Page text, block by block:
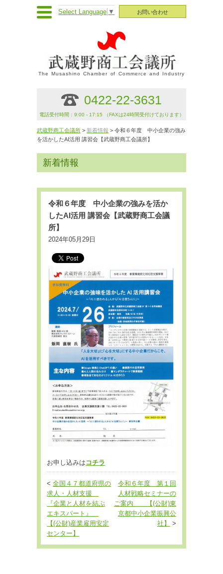
お問い合わせ
Select Language ▼
The Musashino Chamber of Commerce and Industry
0422-22-3631
電話受付時間：9:00 - 17:15 （FAXは24時間受付けております）
武蔵野商工会議所 > 新着情報 > 令和６年度 中小企業の強み
を活かしたAI活用 講習会【武蔵野商工会議所】
新着情報
令和６年度 中小企業の強みを活か
したAI活用 講習会【武蔵野商工会議
所】
2024年05月29日
お申し込みは コチラ
<全国４７都道府県の
求人・人材支援
『企業と人材を結ぶ
エキスパート』
【(公財)産業雇用安定
センター】
令和６年度 第１回
人材戦略セミナーの
ご案内 【(公財)東
京都中小企業振興公
社】
>